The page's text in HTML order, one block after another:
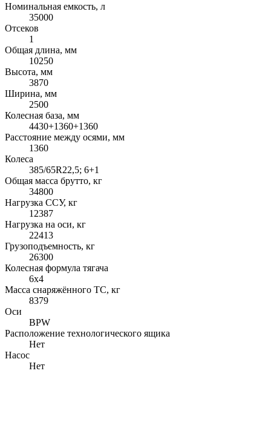
Номинальная емкость, л
35000
Отсеков
1
Общая длина, мм
10250
Высота, мм
3870
Ширина, мм
2500
Колесная база, мм
4430+1360+1360
Расстояние между осями, мм
1360
Колеса
385/65R22,5; 6+1
Общая масса брутто, кг
34800
Нагрузка ССУ, кг
12387
Нагрузка на оси, кг
22413
Грузоподъемность, кг
26300
Колесная формула тягача
6x4
Масса снаряжённого ТС, кг
8379
Оси
BPW
Расположение технологического ящика
Нет
Насос
Нет